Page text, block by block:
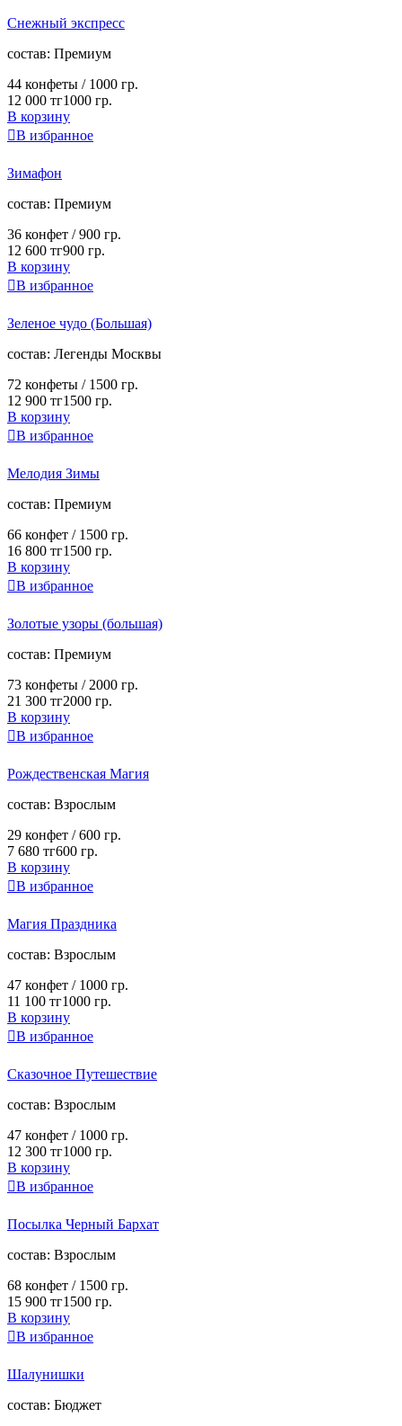
Снежный экспресс
cостав: Премиум
44 конфеты / 1000 гр.
12 000 тг1000 гр.
В корзину
В избранное
Зимафон
cостав: Премиум
36 конфет /900 гр.
12 600 тг900 гр.
В корзину
В избранное
Зеленое чудо (Большая)
cостав: Легенды Москвы
72 конфеты / 1500 гр.
12 900 тг1500 гр.
В корзину
В избранное
Мелодия Зимы
cостав: Премиум
66 конфет / 1500 гр.
16 800 тг1500 гр.
В корзину
В избранное
Золотые узоры (большая)
cостав: Премиум
73 конфеты / 2000 гр.
21 300 тг2000 гр.
В корзину
В избранное
Рождественская Магия
cостав: Взрослым
29 конфет /600 гр.
7 680 тг600 гр.
В корзину
В избранное
Магия Праздника
cостав: Взрослым
47 конфет / 1000 гр.
11 100 тг1000 гр.
В корзину
В избранное
Сказочное Путешествие
cостав: Взрослым
47 конфет / 1000 гр.
12 300 тг1000 гр.
В корзину
В избранное
Посылка Черный Бархат
cостав: Взрослым
68 конфет / 1500 гр.
15 900 тг1500 гр.
В корзину
В избранное
Шалунишки
cостав: Бюджет